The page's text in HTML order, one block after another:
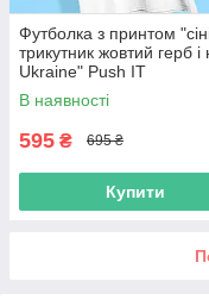
Футболка з принтом
трикутник жовтий герб і
Ukraine" Push IT
В наявності
595 ₴ 695 ₴
Купити